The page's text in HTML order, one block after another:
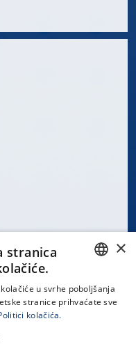
CROATIAN
×
stranica
u svrhe poboljšanja
stranice prihvaćate sve
kolačića.